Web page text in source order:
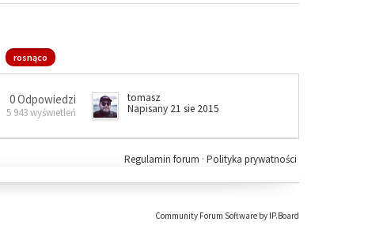
rosnąco
0 Odpowiedzi
5 943 wyświetleń
tomasz
Napisany 21 sie 2015
Polityka prywatności
Regulamin forum ·
Community Forum Software by IP.Board